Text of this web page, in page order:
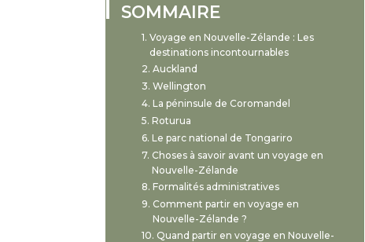
SOMMAIRE
Voyage en Nouvelle-Zélande : Les
destinations incontournables
Auckland
Wellington
La péninsule de Coromandel
Roturua
Le parc national de Tongariro
Choses à savoir avant un voyage en
Nouvelle-Zélande
Formalités administratives
Comment partir en voyage en
Nouvelle-Zélande ?
Quand partir en voyage en Nouvelle-